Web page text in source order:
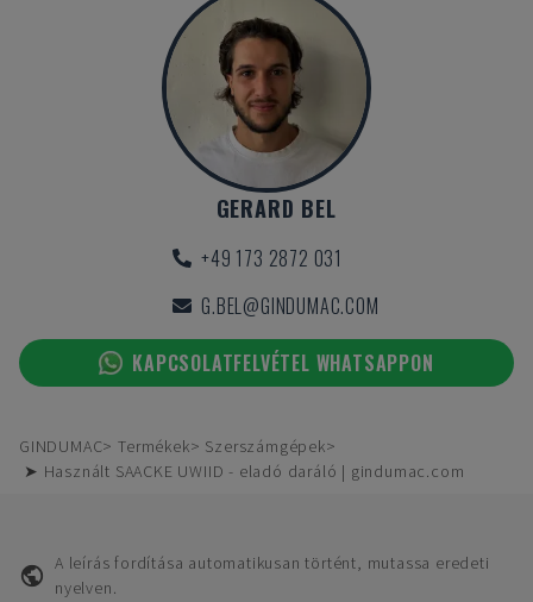
GERARD BEL
+49 173 2872 031
G.BEL@GINDUMAC.COM
KAPCSOLATFELVÉTEL WHATSAPPON
GINDUMAC Termékek
Szerszámgépek
➤ Használt SAACKE UWIID - eladó daráló | gindumac.com
A leírás fordítása automatikusan történt, mutassa eredeti
nyelven.